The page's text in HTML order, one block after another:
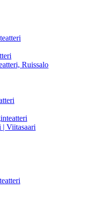
Ruissalo
| Viitasaari